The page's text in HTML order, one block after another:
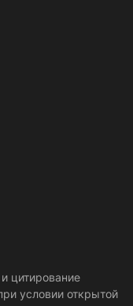
цитирование
условии открытой